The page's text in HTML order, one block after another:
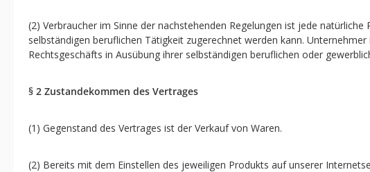
(2) Verbraucher im Sinne der nachstehenden Regelungen ist jede
selbständigen beruflichen Tätigkeit zugerechnet werden kann.
Rechtsgeschäfts in Ausübung ihrer selbständigen beruflichen oder
§ 2 Zustandekommen des Vertrages
(1) Gegenstand des Vertrages ist der Verkauf von Waren.
(2) Bereits mit dem Einstellen des jeweiligen Produkts auf unserer